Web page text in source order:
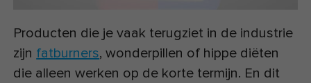
Producten die je vaak terugziet in de industrie
zijn fatburners, wonderpillen of hippe diëten
die alleen werken op de korte termijn. En dit